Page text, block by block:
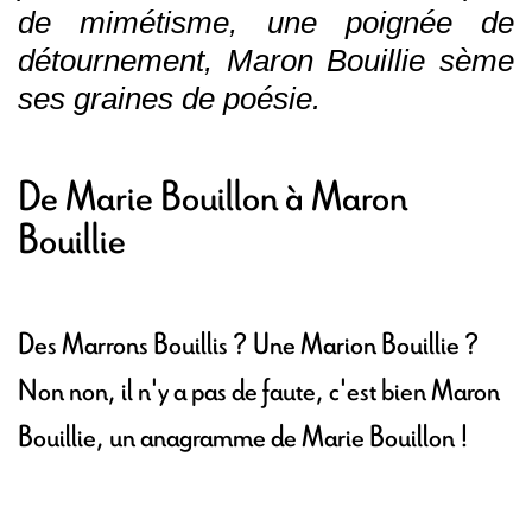
demimétisme, une poignée de
détournement, Maron Bouillie sème
ses graines de poésie.
De Marie Bouillon à Maron
Bouillie
Des Marrons Bouillis ? Une Marion Bouillie ?
Non non, il n'y a pas de faute, c'est bien Maron
Bouillie, un anagramme de Marie Bouillon !